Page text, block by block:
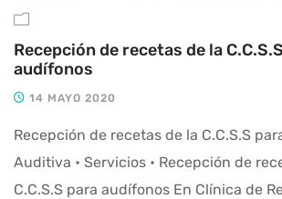
Recepción de recetas de la
audífonos
14 MAYO 2020
Recepción de recetas de la C.C.S.S
Auditiva • Servicios • Recepción de
C.C.S.S para audífonos En Clínica de